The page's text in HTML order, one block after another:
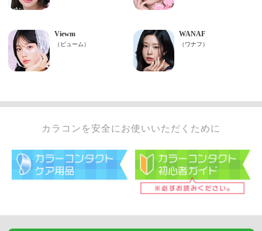
カラコンを安全にお使いいただくために